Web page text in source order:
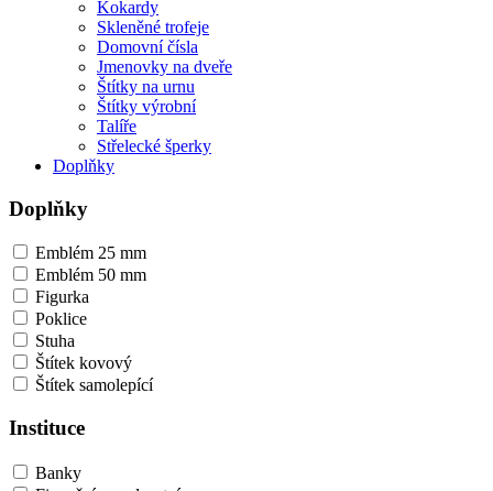
Kokardy
Skleněné trofeje
Domovní čísla
Jmenovky na dveře
Štítky na urnu
Štítky výrobní
Talíře
Střelecké šperky
Doplňky
Doplňky
Emblém 25 mm
Emblém 50 mm
Figurka
Poklice
Stuha
Štítek kovový
Štítek samolepící
Instituce
Banky